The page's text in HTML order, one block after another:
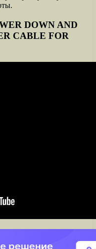
DOWN AND
CABLE FOR